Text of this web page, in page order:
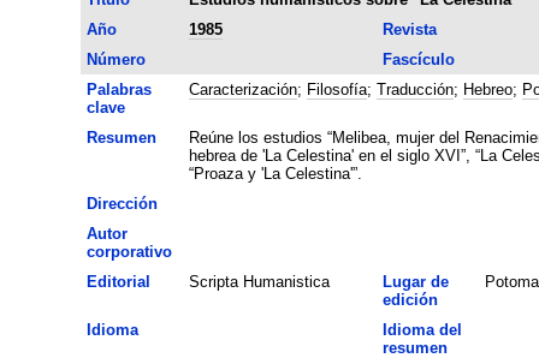
Año
1985
Revista
Número
Fascículo
Palabras
clave
Caracterización; Filosofía; Traducción; Hebreo;
Resumen
Reúne los estudios “Melibea, mujer del
hebrea de 'La Celestina' en el siglo XVI”, “La
“Proaza y 'La Celestina'”.
Dirección
Autor
corporativo
Editorial
Scripta Humanistica
Lugar de
edición
Idioma
Idioma del
resumen